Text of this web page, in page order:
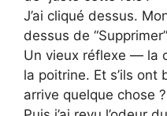
J’ai cliqué dessus.
dessus de
Un vieux réflexe — la
la poitrine. Et s’ils ont
arrive quelque chose ?